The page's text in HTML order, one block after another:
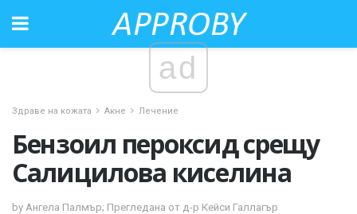
ad
Здраве на кожата Акне Лечение
Бензоил пероксид срещу
Салицилова киселина
by Ангела Палмър; Прегледана от д-р Кейси Галлагър